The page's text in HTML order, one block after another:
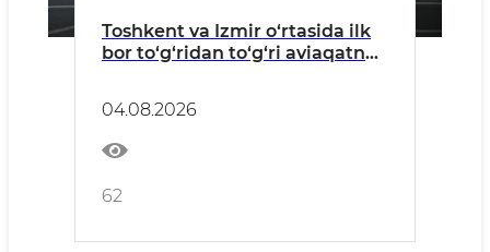
Toshkent va Izmir o‘rtasida ilk
bor to‘g‘ridan to‘g‘ri aviaqatnov
04.08.2026
62